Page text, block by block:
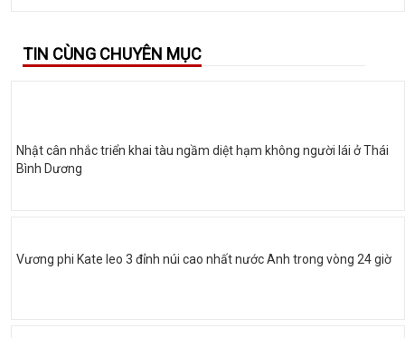
TIN CÙNG CHUYÊN MỤC
Nhật cân nhắc triển khai tàu ngầm diệt hạm không người lái ở Thái
Bình Dương
Vương phi Kate leo 3 đỉnh núi cao nhất nước Anh trong vòng 24 giờ